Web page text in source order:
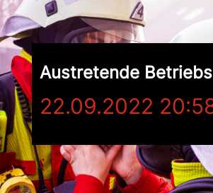
Austretende
22.09.2022